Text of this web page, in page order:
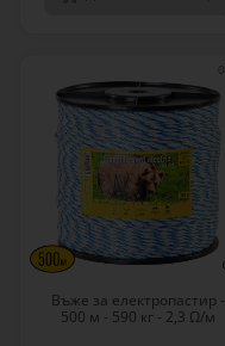
Въже за електропастир -
500 м - 590 кг - 2,3 Ω/м